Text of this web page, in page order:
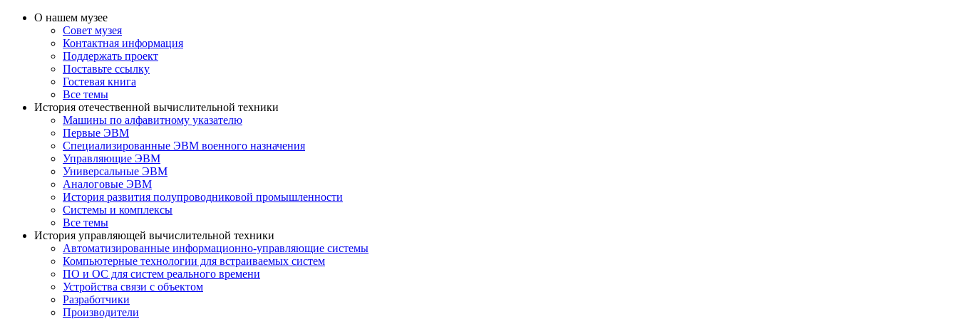
О нашем музее
Совет музея
Контактная информация
Поддержать проект
Поставьте ссылку
Гостевая книга
Все темы
История отечественной вычислительной техники
Машины по алфавитному указателю
Первые ЭВМ
Специализированные ЭВМ военного назначения
Управляющие ЭВМ
Универсальные ЭВМ
Аналоговые ЭВМ
История развития полупроводниковой промышленности
Системы и комплексы
Все темы
История управляющей вычислительной техники
Автоматизированные информационно-управляющие системы
Компьютерные технологии для встраиваемых систем
ПО и ОС для систем реального времени
Устройства связи с объектом
Разработчики
Производители